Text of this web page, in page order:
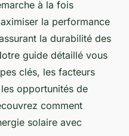
à la fois
la performance
la durabilité des
guide détaillé vous
clés, les facteurs
opportunités de
comment
solaire avec